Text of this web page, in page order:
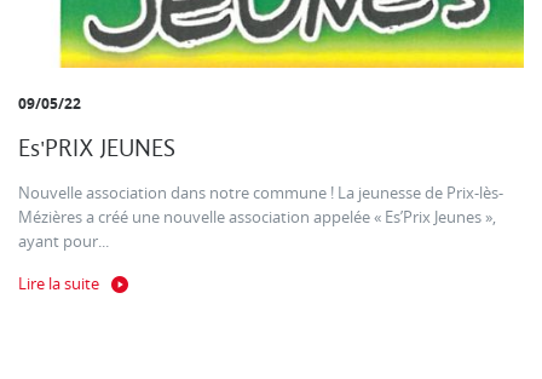
09/05/22
Es'PRIX JEUNES
Nouvelle association dans notre commune ! La jeunesse de Prix-lès-
Mézières a créé une nouvelle association appelée « Es’Prix Jeunes »,
ayant pour...
Lire la suite